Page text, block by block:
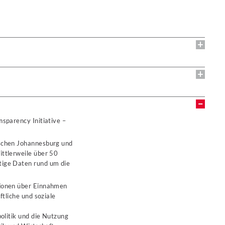
Initiative –
Johannesburg und
über 50
Daten rund um die
über Einnahmen
und soziale
und die Nutzung